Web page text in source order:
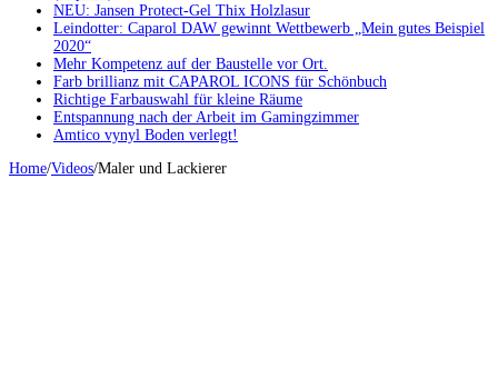
NEU: Jansen Protect-Gel Thix Holzlasur
Leindotter: Caparol DAW gewinnt Wettbewerb „Mein gutes Beispiel
2020“
Mehr Kompetenz auf der Baustelle vor Ort.
Farb brillianz mit CAPAROL ICONS für Schönbuch
Richtige Farbauswahl für kleine Räume
Entspannung nach der Arbeit im Gamingzimmer
Amtico vynyl Boden verlegt!
Home/Videos/Maler und Lackierer